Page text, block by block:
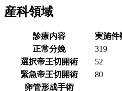
産科領域
診療内容
実施件
正常分娩
319
選択帝王切開術
52
緊急帝王切開術
80
卵管形成手術